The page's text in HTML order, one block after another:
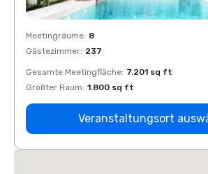
Meetingräume: 8
Gästezimmer: 237
Gesamte Meetingfläche: 7.201 sq ft
Größter Raum: 1.800 sq ft
Veranstaltungsort